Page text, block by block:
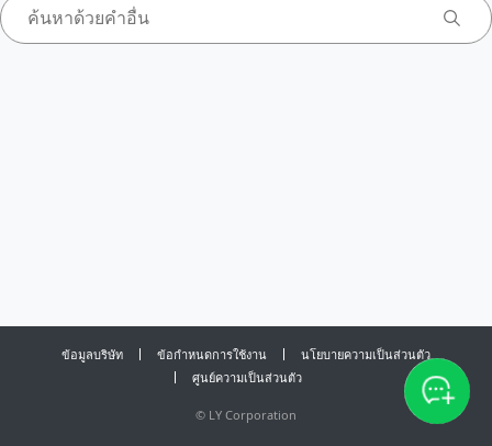
ข้อมูลบริษัท ข้อกำหนดการใช้งาน
นโยบายความเป็นส่วนตัว
ศูนย์ความเป็นส่วนตัว
© LY Corporation